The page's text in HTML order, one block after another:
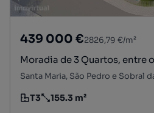
439 000 €2826,79 €/m²
Moradia de 3 Quartos, entre
Santa Maria, São Pedro e Sobral
Tipologia
T3
Preço por metro quadrado
155.3 m²